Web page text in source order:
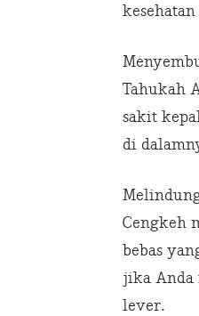
Tahukah
sakit
di
Cengkeh
bebas
jika Anda
lever.